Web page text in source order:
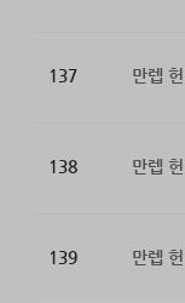
137 만렙
138 만렙
139 만렙